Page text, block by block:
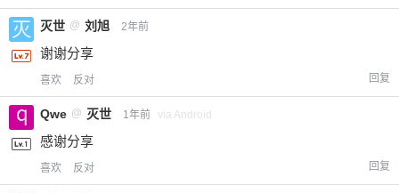
灭世 @ 刘旭 2年前
谢谢分享
喜欢 反对 回复
Qwe @ 灭世 1年前 via Android
感谢分享
喜欢 反对 回复